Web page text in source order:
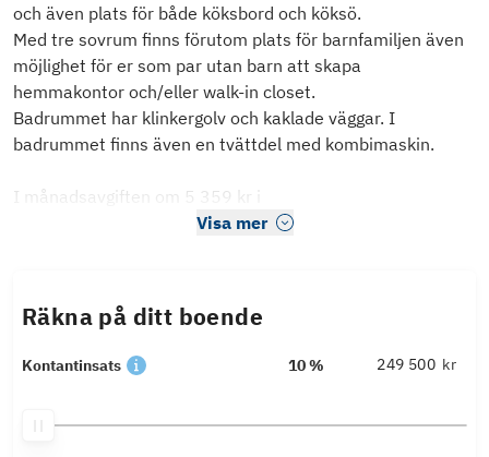
och även plats för både köksbord och köksö.
Med tre sovrum finns förutom plats för barnfamiljen även
möjlighet för er som par utan barn att skapa
hemmakontor och/eller walk-in closet.
Badrummet har klinkergolv och kaklade väggar. I
badrummet finns även en tvättdel med kombimaskin.
I månadsavgiften om 5 359 kr i
Visa mer
Räkna på ditt boende
Kontantinsats 10 % kr